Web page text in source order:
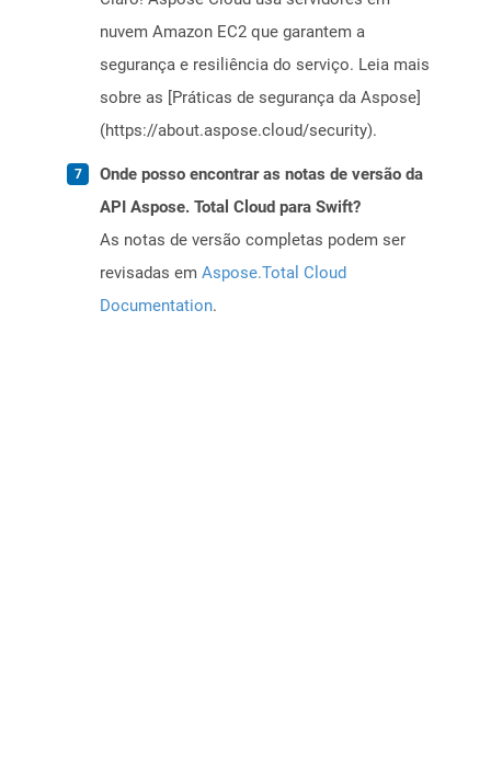
nuvem Amazon EC2 que garantem a
segurança e resiliência do serviço. Leia mais
sobre as [Práticas de segurança da Aspose]
(https://about.aspose.cloud/security).
Onde posso encontrar as notas de versão da
API Aspose. Total Cloud para Swift?
As notas de versão completas podem ser
revisadas em Aspose.Total Cloud
Documentation.